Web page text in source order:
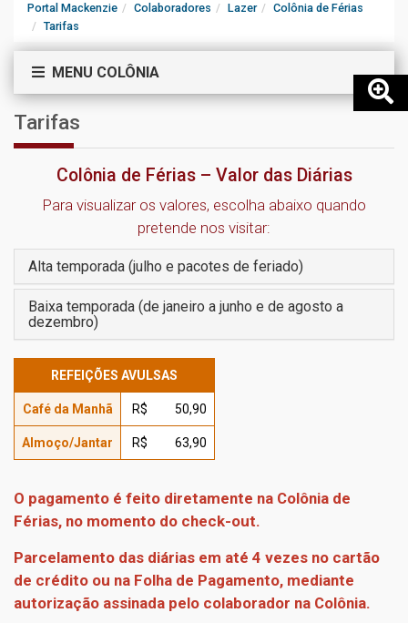
Portal Mackenzie Colaboradores Lazer
Colônia de Férias
Tarifas
MENU COLÔNIA
Tarifas
Colônia de Férias – Valor das Diárias
Para visualizar os valores, escolha abaixo quando
pretende nos visitar:
Alta temporada (julho e pacotes de feriado)
Baixa temporada (de janeiro a junho e de agosto a
dezembro)
REFEIÇÕES AVULSAS
Café da Manhã R$ 50,90
Almoço/Jantar R$ 63,90
O pagamento é feito diretamente na Colônia de
Férias, no momento do check-out.
Parcelamento das diárias em até 4 vezes no cartão
de crédito ou na Folha de Pagamento, mediante
autorização assinada pelo colaborador na Colônia.